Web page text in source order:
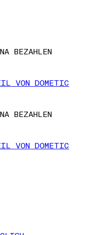
BEZAHLEN
VON DOMETIC
BEZAHLEN
VON DOMETIC